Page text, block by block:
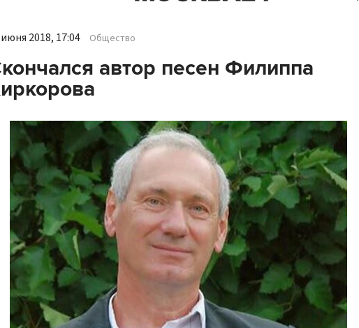
2018, 17:04 Общество
автор песен Филиппа